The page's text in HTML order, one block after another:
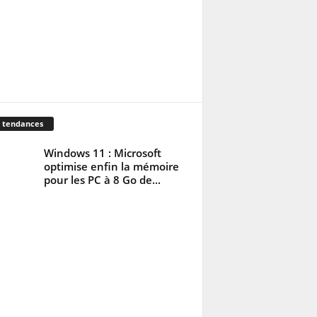
tendances
Windows 11 : Microsoft
optimise enfin la mémoire
pour les PC à 8 Go de...